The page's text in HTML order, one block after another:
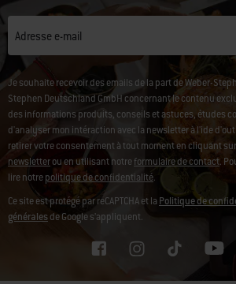
Adresse e-mail
Je souhaite recevoir des emails de la part de Weber-
Stephen Deutschland GmbH concernant le contenu
des informations produits, conseils et astuces, études
d'analyser mon intéraction avec la newsletter à l'ide
retirer votre consentement à tout moment en cliquant sur
newsletterou en utilisant notreformulaire de contact.
lire notrepolitique de confidentialité.
Ce site est protégé par reCAPTCHA et la Politique de
généralesde Google s’appliquent.